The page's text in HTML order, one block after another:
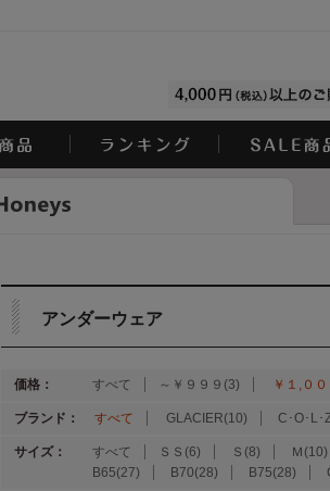
アンダーウェア
価格： すべて ～￥９９９(3) ￥１,０
ブランド： すべて GLACIER(10) C･O･L･
サイズ： すべて ＳＳ(6) Ｓ(8) Ｍ(10)
B65(27)
B70(28) B75(28)